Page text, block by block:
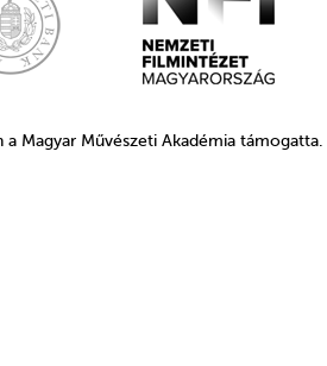
Magyar Művészeti Akadémia támogatta.